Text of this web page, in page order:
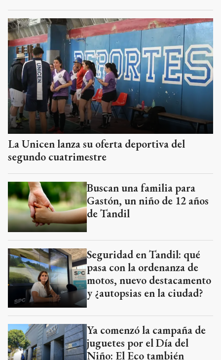
La Unicen lanza su oferta deportiva del
segundo cuatrimestre
Buscan una familia para
Gastón, un niño de 12 años
de Tandil
Seguridad en Tandil: qué
pasa con la ordenanza de
motos, nuevo destacamento
y ¿autopsias en la ciudad?
Ya comenzó la campaña de
juguetes por el Día del
Niño: El Eco también